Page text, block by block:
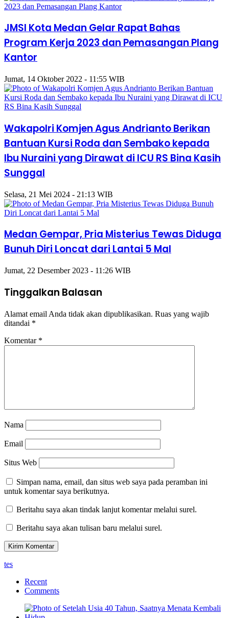
JMSI Kota Medan Gelar Rapat Bahas
Program Kerja 2023 dan Pemasangan Plang
Kantor
Jumat, 14 Oktober 2022 - 11:55 WIB
Wakapolri Komjen Agus Andrianto Berikan
Bantuan Kursi Roda dan Sembako kepada
Ibu Nuraini yang Dirawat di ICU RS Bina Kasih
Sunggal
Selasa, 21 Mei 2024 - 21:13 WIB
Medan Gempar, Pria Misterius Tewas Diduga
Bunuh Diri Loncat dari Lantai 5 Mal
Jumat, 22 Desember 2023 - 11:26 WIB
Tinggalkan Balasan
Alamat email Anda tidak akan dipublikasikan. Ruas yang wajib
ditandai *
Komentar *
Nama
Email
Situs Web
Simpan nama, email, dan situs web saya pada peramban ini
untuk komentar saya berikutnya.
Beritahu saya akan tindak lanjut komentar melalui surel.
Beritahu saya akan tulisan baru melalui surel.
tes
Recent
Comments